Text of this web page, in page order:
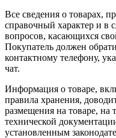
Все сведения о товарах,
справочный характер и в
вопросов, касающихся
Покупатель должен
контактному телефону,
чат.
Информация о товаре,
правила хранения,
размещения на товаре, на
технической
установленным